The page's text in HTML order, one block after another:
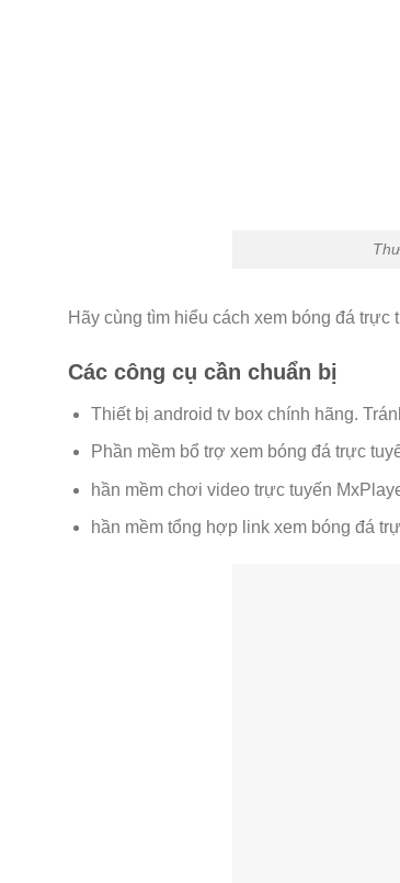
Hãy cùng tìm hiểu cách xem bóng đá
Các công cụ cần chuẩn bị
Thiết bị android tv box chính hãng.
Phần mềm bổ trợ xem bóng đá trực
hần mềm chơi video trực tuyến
hần mềm tổng hợp link xem bóng đá